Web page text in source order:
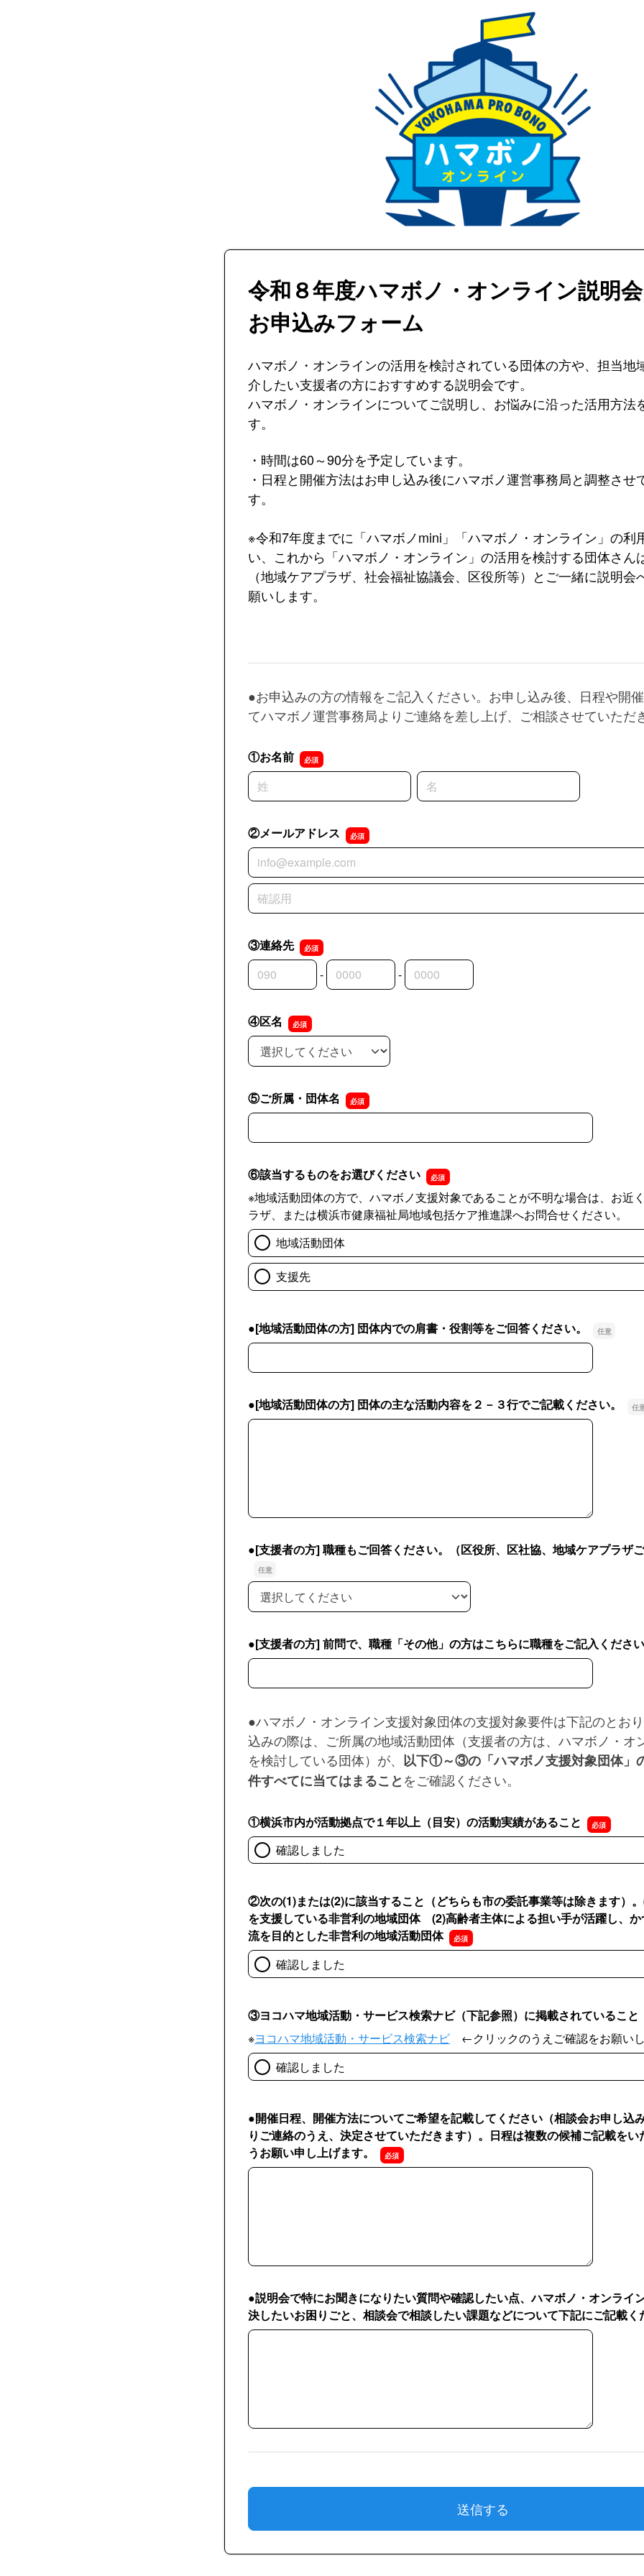
令和８年度ハマボノ・オンライン説明会
お申込みフォーム
ハマボノ・オンラインの活用を検討されている団体の方や、担当地
介したい支援者の方におすすめする説明会です。
ハマボノ・オンラインについてご説明し、お悩みに沿った活用方法
す。
・時間は60～90分を予定しています。
・日程と開催方法はお申し込み後にハマボノ運営事務局と調整させ
す。
※令和7年度までに「ハマボノmini」「ハマボノ・オンライン」の利
い、これから「ハマボノ・オンライン」の活用を検討する団体さん
（地域ケアプラザ、社会福祉協議会、区役所等） とご一緒に説明会
願いします。
●お申込みの方の情報をご記入ください。お申し込み後、日程や開
てハマボノ運営事務局よりご連絡を差し上げ、ご相談させていただ
①お名前
名前の姓
名前の名
②メールアドレス
②メールアドレス
②メールアドレスの確認用
③連絡先
③連絡先の市外局番
-
③連絡先の市内局番 -
③連絡先の加入者番号
④区名
④区名
⑤ご所属・団体名
⑤ご所属・団体名
⑥該当するものをお選びください
※地域活動団体の方で、ハマボノ支援対象であることが不明な場合は、お近
ラザ、または横浜市健康福祉局地域包括ケア推進課へお問合せください。
地域活動団体
支援先
●[地域活動団体の方] 団体内での肩書・役割等をご回答ください。
●[地域活動団体の方] 団体内での肩書・役割等をご回答ください。
●[地域活動団体の方] 団体の主な活動内容を２－３行でご記載ください。
●[地域活動団体の方] 団体の主な活動内容を２－３行でご記載ください。
●[支援者の方] 職種もご回答ください。（区役所、区社協、地域ケアプラザご
●[支援者の方] 職種もご回答ください。（区役所、区社協、地域ケアプラザご
●[支援者の方] 前問で、職種「その他」の方はこちらに職種をご記入ください
●[支援者の方] 前問で、職種「その他」の方はこちらに職種をご記入ください
●ハマボノ・オンライン支援対象団体の支援対象要件は下記のとお
込みの際は、ご所属の地域活動団体（支援者の方は、ハマボノ・オ
を検討している団体）が、 以下①～③の「ハマボノ支援対象団体」
件すべてに当てはまることをご確認ください。
①横浜市内が活動拠点で１年以上（目安）の活動実績があること
確認しました
②次の(1)または(2)に該当すること（どちらも市の委託事業等は除きます）
を支援している非営利の地域団体 (2)高齢者主体による担い手が活躍し、
流を目的とした非営利の地域活動団体
確認しました
③ヨコハマ地域活動・サービス検索ナビ（下記参照）に掲載されていること
※ヨコハマ地域活動・サービス検索ナビ ←クリックのうえご確認をお願い
確認しました
●開催日程、開催方法についてご希望を記載してください（相談会お申し込
りご連絡のうえ、決定させていただきます）。日程は複数の候補ご記載をい
うお願い申し上げます。
●開催日程、開催方法についてご希望を記載してください（相談会お申し
●説明会で特にお聞きになりたい質問や確認したい点、ハマボノ・オンライ
決したいお困りごと、相談会で相談したい課題などについて下記にご記載く
●説明会で特にお聞きになりたい質問や確認したい点、ハマボノ・オンラ